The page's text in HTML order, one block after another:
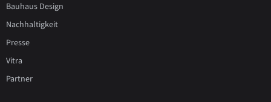
Bauhaus Design
Nachhaltigkeit
Presse
Vitra
Partner